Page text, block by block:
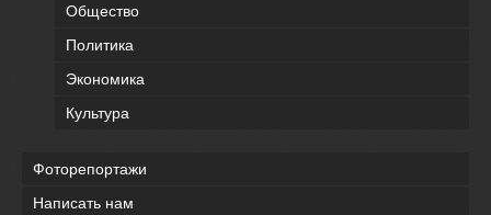
Общество
Политика
Экономика
Культура
Фоторепортажи
Написать нам